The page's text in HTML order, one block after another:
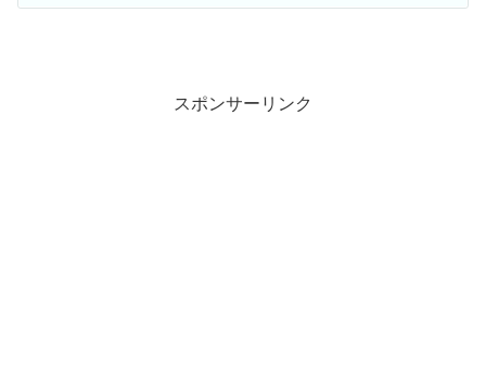
スポンサーリンク